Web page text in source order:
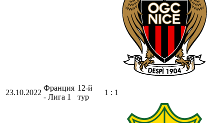
23.10.2022
Франция
- Лига 1
12-й
тур
1 : 1